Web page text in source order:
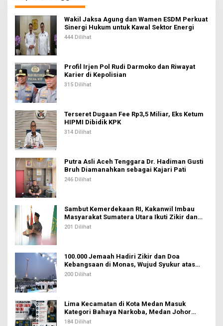
s
i
p
o
s
Wakil Jaksa Agung dan Wamen ESDM Perkuat
Sinergi Hukum untuk Kawal Sektor Energi
444 Dilihat
Profil Irjen Pol Rudi Darmoko dan Riwayat
Karier di Kepolisian
315 Dilihat
Terseret Dugaan Fee Rp3,5 Miliar, Eks Ketum
HIPMI Dibidik KPK
314 Dilihat
Putra Asli Aceh Tenggara Dr. Hadiman Gusti
Bruh Diamanahkan sebagai Kajari Pati
246 Dilihat
Sambut Kemerdekaan RI, Kakanwil Imbau
Masyarakat Sumatera Utara Ikuti Zikir dan
Doa Kebangsaan
201 Dilihat
100.000 Jemaah Hadiri Zikir dan Doa
Kebangsaan di Monas, Wujud Syukur atas
Kemerdekaan Indonesia
200 Dilihat
Lima Kecamatan di Kota Medan Masuk
Kategori Bahaya Narkoba, Medan Johor
Tertinggi
184 Dilihat